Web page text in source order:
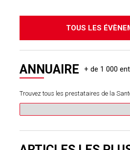
TOUS LES
ANNUAIRE
Trouvez tous les prestataires de la